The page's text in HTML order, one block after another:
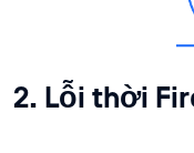
2. Lỗi thời